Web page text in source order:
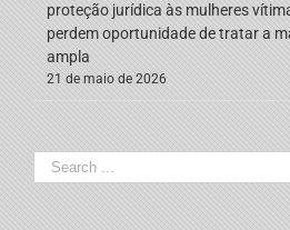
proteção jurídica às mulheres
perdem oportunidade de tratar a
ampla
21 de maio de 2026
Search
for: